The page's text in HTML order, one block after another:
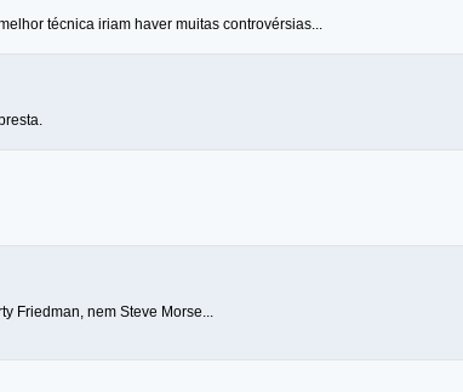
técnica iriam haver muitas controvérsias...
Friedman, nem Steve Morse...